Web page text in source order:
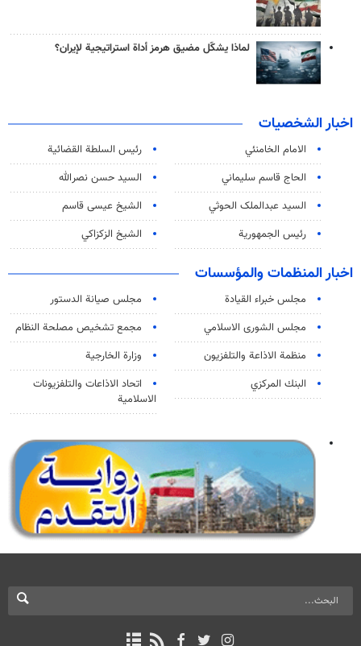
لماذا يشكّل مضيق هرمز أداة استراتيجية لإيران؟
اخبار الشخصيات
الامام الخامنئي
رئیس السلطة القضائیة
الحاج قاسم سليماني
السيد حسن نصرالله
السید عبدالملک الحوثي
الشيخ عيسى قاسم
رئيس الجمهورية
الشيخ الزكزاكي
اخبار المنظمات والمؤسسات
مجلس خبراء القيادة
مجلس صيانة الدستور
مجلس الشورى الاسلامي
مجمع تشخيص مصلحة النظام
منظمة الاذاعة والتلفزیون
وزارة الخارجية
البنك المركزي
اتحاد الاذاعات والتلفزيونات
الاسلامية